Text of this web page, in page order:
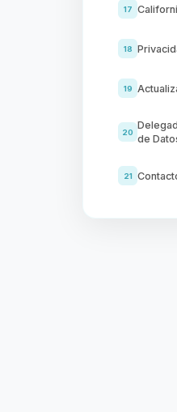
17
18
19
20
de
21